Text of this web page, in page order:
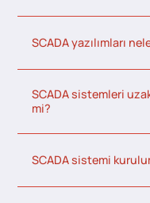
SCADA yazılımları
SCADA sistemleri
mi?
SCADA sistemi